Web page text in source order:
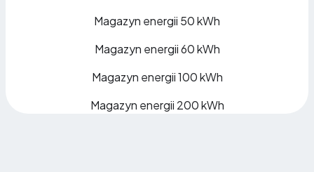
Magazyn energii 50 kWh
Magazyn energii 60 kWh
Magazyn energii 100 kWh
Magazyn energii 200 kWh